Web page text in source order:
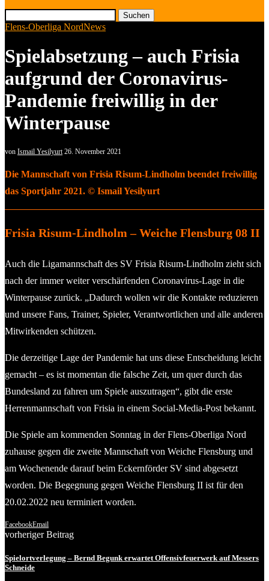
Suchen
Flens-Oberliga NordNews
Spielabsetzung – auch Frisia
aufgrund der Coronavirus-
Pandemie freiwillig in der
Winterpause
von Ismail Yesilyurt 26. November 2021
Die Mannschaft von Frisia Risum-Lindholm beendet freiwillig
das Sportjahr 2021. © Ismail Yesilyurt
Frisia Risum-Lindholm – Weiche Flensburg 08 II
Auch die Ligamannschaft des SV Frisia Risum-Lindholm zieht sich
nach der immer weiter verschärfenden Coronavirus-Lage in die
Winterpause zurück. „Dadurch wollen wir die Kontakte reduzieren
und unsere Fans, Trainer, Spieler, Verantwortlichen und alle anderen
Mitwirkenden schützen.
Die derzeitige Lage der Pandemie hat uns diese Entscheidung leicht
gemacht – es ist momentan die falsche Zeit, um quer durch das
Bundesland zu fahren um Spiele auszutragen“, gibt die erste
Herrenmannschaft von Frisia in einem Social-Media-Post bekannt.
Die Spiele am kommenden Sonntag in der Flens-Oberliga Nord
zuhause gegen die zweite Mannschaft von Weiche Flensburg und
am Wochenende darauf beim Eckernförder SV sind abgesetzt
worden. Die Begegnung gegen Weiche Flensburg II ist für den
20.02.2022 neu terminiert worden.
FacebookEmail
vorheriger Beitrag
Spielortverlegung – Bernd Begunk erwartet Offensivfeuerwerk auf Messers
Schneide